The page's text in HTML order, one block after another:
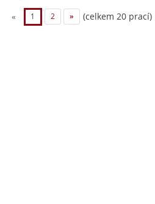
« 1 2 » (celkem 20 prací)